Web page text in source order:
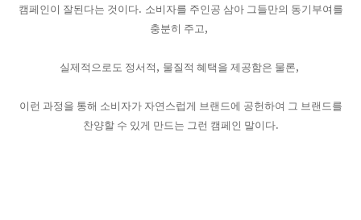
캠페인이 잘된다는 것이다. 소비자를 주인공 삼아 그들만의 동기부여를
충분히 주고,
실제적으로도 정서적 , 물질적 혜택을 제공함은 물론,
이런 과정을 통해 소비자가 자연스럽게 브랜드에 공헌하여 그 브랜드를
찬양할 수 있게 만드는 그런 캠페인 말이다.